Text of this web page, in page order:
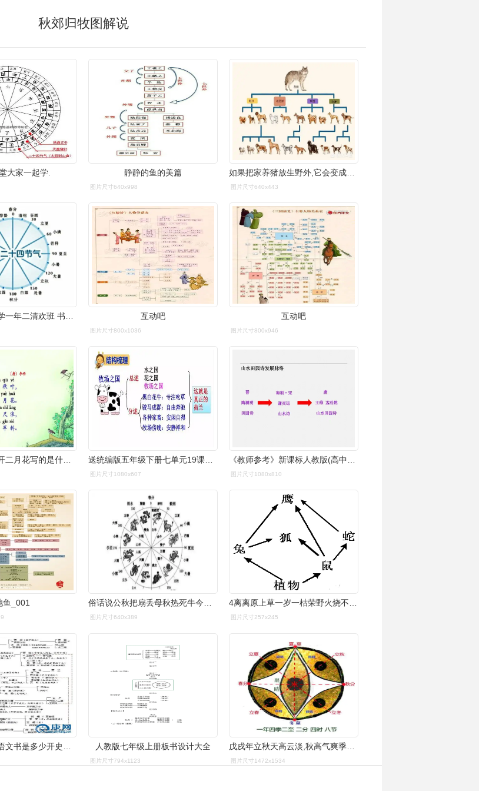
秋郊归牧图解说
大家一起学. 静静的鱼的美篇
图片尺寸640x998 图片尺寸640x443
互动吧
图片尺寸800x1036
互动吧
图片尺寸800x946
解落三秋叶能开二月花写的是什么-解落三秋叶能开二月花写的是什么,解 送统编版五年级下册七单元19课牧场之国教学视频知识点图文讲解
图片尺寸1080x607 图片尺寸1080x810
鱼_001 俗话说公秋把扇丢母秋热死牛今年是公秋还是母秋真假
图片尺寸640x389
4离离原上草一岁一枯荣野火烧不尽春风吹又生远芳
图片尺寸257x245
武安教育小学语文书是多少开史上不存在的3位大人物 人教版七年级上册板书设计大全
图片尺寸794x1123
戊戌年立秋天高云淡,秋高气爽季节来临
图片尺寸1472x1534